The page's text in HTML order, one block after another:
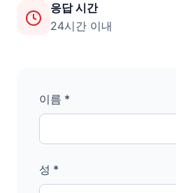
응답 시간
24시간 이내
이름 *
성 *